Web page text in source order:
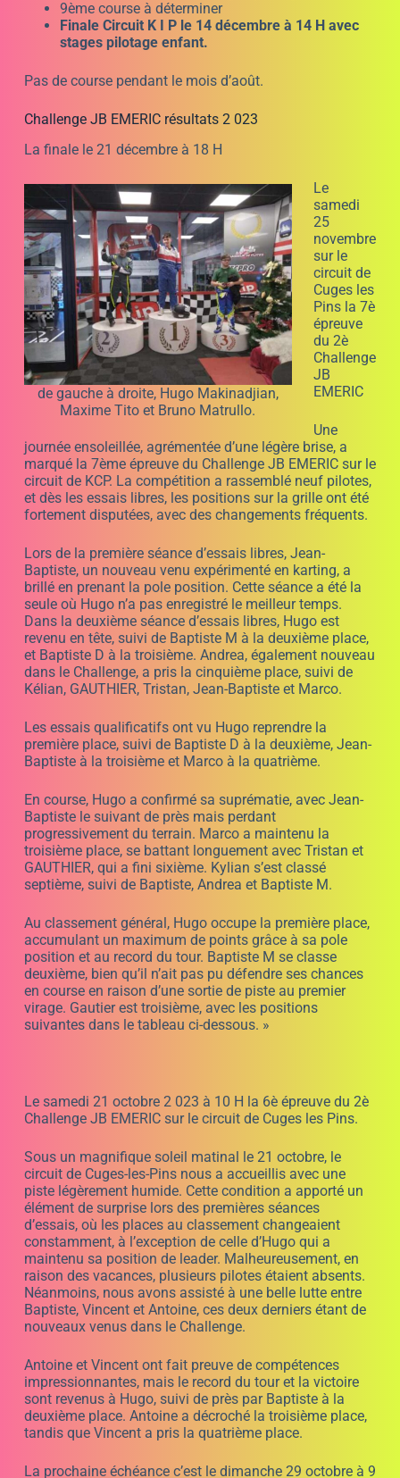
9ème course à déterminer
Finale Circuit K I P le 14 décembre à 14 H avec
stages pilotage enfant.
Pas de course pendant le mois d’août.
Challenge JB EMERIC résultats 2 023
La finale le 21 décembre à 18 H
de gauche à droite, Hugo Makinadjian,
Maxime Tito et Bruno Matrullo.
Le
samedi
25
novembre
sur le
circuit de
Cuges les
Pins la 7è
épreuve
du 2è
Challenge
JB
EMERIC
Une
journée ensoleillée, agrémentée d’une légère brise, a
marqué la 7ème épreuve du Challenge JB EMERIC sur le
circuit de KCP. La compétition a rassemblé neuf pilotes,
et dès les essais libres, les positions sur la grille ont été
fortement disputées, avec des changements fréquents.
Lors de la première séance d’essais libres, Jean-
Baptiste, un nouveau venu expérimenté en karting, a
brillé en prenant la pole position. Cette séance a été la
seule où Hugo n’a pas enregistré le meilleur temps.
Dans la deuxième séance d’essais libres, Hugo est
revenu en tête, suivi de Baptiste M à la deuxième place,
et Baptiste D à la troisième. Andrea, également nouveau
dans le Challenge, a pris la cinquième place, suivi de
Kélian, GAUTHIER, Tristan, Jean-Baptiste et Marco.
Les essais qualificatifs ont vu Hugo reprendre la
première place, suivi de Baptiste D à la deuxième, Jean-
Baptiste à la troisième et Marco à la quatrième.
En course, Hugo a confirmé sa suprématie, avec Jean-
Baptiste le suivant de près mais perdant
progressivement du terrain. Marco a maintenu la
troisième place, se battant longuement avec Tristan et
GAUTHIER, qui a fini sixième. Kylian s’est classé
septième, suivi de Baptiste, Andrea et Baptiste M.
Au classement général, Hugo occupe la première place,
accumulant un maximum de points grâce à sa pole
position et au record du tour. Baptiste M se classe
deuxième, bien qu’il n’ait pas pu défendre ses chances
en course en raison d’une sortie de piste au premier
virage. Gautier est troisième, avec les positions
suivantes dans le tableau ci-dessous. »
Le samedi 21 octobre 2 023 à 10 H la 6è épreuve du 2è
Challenge JB EMERIC sur le circuit de Cuges les Pins.
Sous un magnifique soleil matinal le 21 octobre, le
circuit de Cuges-les-Pins nous a accueillis avec une
piste légèrement humide. Cette condition a apporté un
élément de surprise lors des premières séances
d’essais, où les places au classement changeaient
constamment, à l’exception de celle d’Hugo qui a
maintenu sa position de leader. Malheureusement, en
raison des vacances, plusieurs pilotes étaient absents.
Néanmoins, nous avons assisté à une belle lutte entre
Baptiste, Vincent et Antoine, ces deux derniers étant de
nouveaux venus dans le Challenge.
Antoine et Vincent ont fait preuve de compétences
impressionnantes, mais le record du tour et la victoire
sont revenus à Hugo, suivi de près par Baptiste à la
deuxième place. Antoine a décroché la troisième place,
tandis que Vincent a pris la quatrième place.
La prochaine échéance c’est le dimanche 29 octobre à 9